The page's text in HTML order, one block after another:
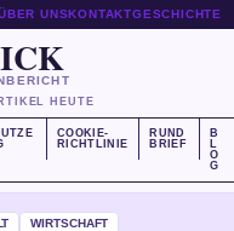
UNSKONTAKTGESCHICHTE
HEUTE
COOKIE-
RICHTLINIE
RUND
BRIEF
B
L
O
G
WIRTSCHAFT